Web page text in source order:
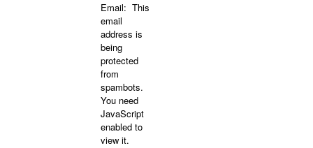
Email: This
email
address is
being
protected
from
spambots.
You need
JavaScript
enabled to
view it.